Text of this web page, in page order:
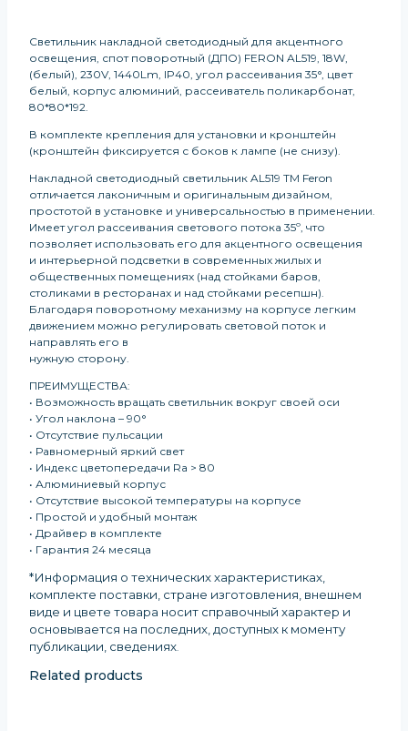
Светильник накладной светодиодный для акцентного
освещения, спот поворотный (ДПО) FERON AL519, 18W,
(белый), 230V, 1440Lm, IP40, угол рассеивания 35°, цвет
белый, корпус алюминий, рассеиватель поликарбонат,
80*80*192.
В комплекте крепления для установки и кронштейн
(кронштейн фиксируется с боков к лампе (не снизу).
Накладной светодиодный светильник AL519 TM Feron
отличается лаконичным и оригинальным дизайном,
простотой в установке и универсальностью в применении.
Имеет угол рассеивания светового потока 35º, что
позволяет использовать его для акцентного освещения
и интерьерной подсветки в современных жилых и
общественных помещениях (над стойками баров,
столиками в ресторанах и над стойками ресепшн).
Благодаря поворотному механизму на корпусе легким
движением можно регулировать световой поток и
направлять его в
нужную сторону.
ПРЕИМУЩЕСТВА:
• Возможность вращать светильник вокруг своей оси
• Угол наклона – 90°
• Отсутствие пульсации
• Равномерный яркий свет
• Индекс цветопередачи Ra > 80
• Алюминиевый корпус
• Отсутствие высокой температуры на корпусе
• Простой и удобный монтаж
• Драйвер в комплекте
• Гарантия 24 месяца
*Информация о технических характеристиках,
комплекте поставки, стране изготовления, внешнем
виде и цвете товара носит справочный характер и
основывается на последних, доступных к моменту
публикации, сведениях.
Related products